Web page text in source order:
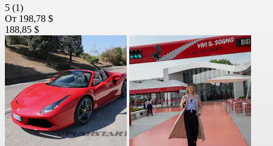
5 (1)
От 198,78 $
188,85 $